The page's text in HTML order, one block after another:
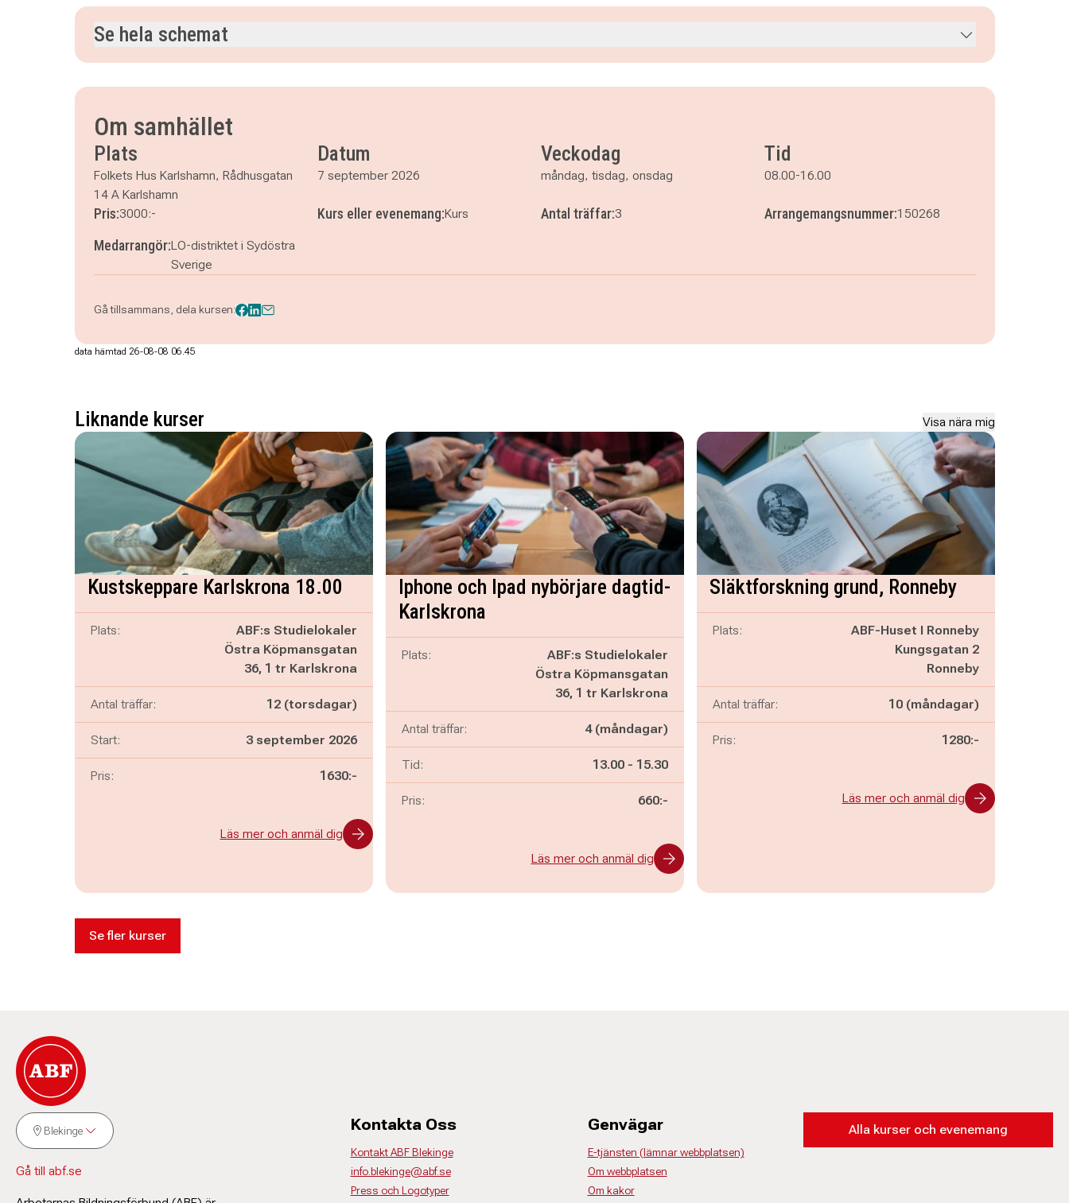
Se hela schemat
onsdag 9 september 2026
Om samhället
Plats
Folkets Hus Karlshamn, Rådhusgatan
14 A Karlshamn
Datum
7 september 2026
Veckodag
måndag, tisdag, onsdag
Tid
08.00-16.00
Pris:3000:- Kurs eller evenemang:Kurs Antal träffar:3 Arrangemangsnummer:150268
Medarrangör:LO-distriktet i Sydöstra
Sverige
Gå tillsammans, dela kursen:
data hämtad 26-08-08 06.45
Liknande kurser Visa nära mig
Kustskeppare Karlskrona 18.00
Plats:
ABF:s Studielokaler
Östra Köpmansgatan
36, 1 tr Karlskrona
Antal träffar: 12 (torsdagar)
Start: 3 september 2026
Pris: 1630:-
Läs mer och anmäl dig
Iphone och Ipad nybörjare dagtid-
Karlskrona
Plats:
ABF:s Studielokaler
Östra Köpmansgatan
36, 1 tr Karlskrona
Antal träffar: 4 (måndagar)
Tid: Pågår mellan
13.00 - och
15.30
Pris: 660:-
Läs mer och anmäl dig
Släktforskning grund, Ronneby
Plats:
ABF-Huset I Ronneby
Kungsgatan 2
Ronneby
Antal träffar: 10 (måndagar)
Pris: 1280:-
Läs mer och anmäl dig
Se fler kurser
Blekinge
Gå till abf.se
Kontakta Oss
Kontakt ABF Blekinge
info.blekinge@abf.se
Press och Logotyper
Genvägar
E-tjänsten (lämnar webbplatsen)
Om webbplatsen
Om kakor
Alla kurser och evenemang